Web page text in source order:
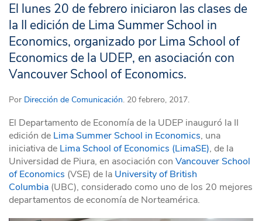
El lunes 20 de febrero iniciaron las clases de
la II edición de Lima Summer School in
Economics, organizado por Lima School of
Economics de la UDEP, en asociación con
Vancouver School of Economics.
Por Dirección de Comunicación. 20 febrero, 2017.
El Departamento de Economía de la UDEP inauguró la II
edición de Lima Summer School in Economics, una
iniciativa de Lima School of Economics (LimaSE), de la
Universidad de Piura, en asociación con Vancouver School
of Economics (VSE) de la University of British
Columbia (UBC), considerado como uno de los 20 mejores
departamentos de economía de Norteamérica.